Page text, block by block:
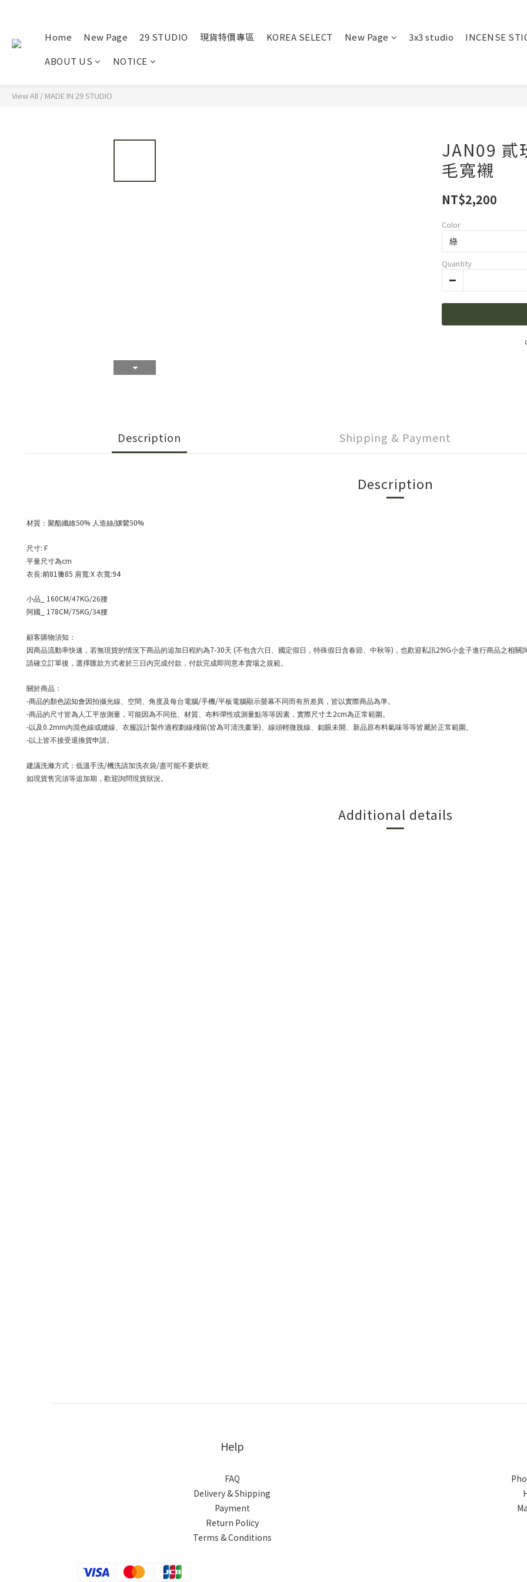
Home New Page 29 STUDIO 現貨特價專區 KOREA SELECT New Page 3x3 studio
INCENSE
ABOUT US
NOTICE
View All / MADE IN 29 STUDIO
JAN09 貳
毛寬襯
NT$2,200
Color
Quantity
Description Shipping & Payment
Description
材質：聚酯纖維50% 人造絲/嫘縈50%
尺寸: F
平量尺寸為cm
衣長:前81後85 肩寬:X衣寬:94
小品 _ 160CM/47KG/26腰
阿國 _ 178CM/75KG/34腰
顧客購物須知：
因商品流動率快速，若無現貨的情況下商品的追加日程約為7-30天 (不包含六日、國定假日，特殊假日含春節、中秋等) ，也歡迎私訊29IG小盒子進行商品之相關
請確立訂單後，選擇匯款方式者於三日內完成付款，付款完成即同意本賣場之規範。
關於商品：
-商品的顏色認知會因拍攝光線、空間、角度及每台電腦/手機/平板電腦顯示螢幕不同而有所差異，皆以實際商品為準。
-商品的尺寸皆為人工平放測量，可能因為不同批、材質、布料彈性或測量點等等因素，實際尺寸±2cm為正常範圍。
-以及0.2mm內混色線或縫線、衣服設計製作過程劃線殘留(皆為可清洗畫筆)、線頭輕微脫線、釦眼未開、新品原布料氣味等等皆屬於正常範圍。
-以上皆不接受退換貨申請。
建議洗滌方式：低溫手洗/機洗請加洗衣袋/盡可能不要烘乾
如現貨售完須等追加期，歡迎詢問現貨狀況。
Additional details
Help
FAQ
Delivery & Shipping
Payment
Return Policy
Terms & Conditions